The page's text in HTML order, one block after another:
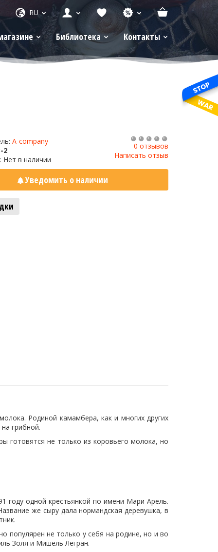
RU
Библиотека Контакты
A-company
2
Нет в наличии
0 отзывов
Написать отзыв
Уведомить о наличии
Родиной камамбера, как и многих других
грибной.
готовятся не только из коровьего молока, но
году одной крестьянкой по имени Мари Арель.
же сыру дала нормандская деревушка, в
популярен не только у себя на родине, но и во
Золя и Мишель Легран.